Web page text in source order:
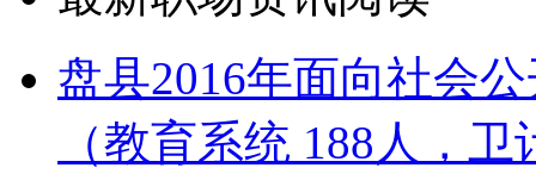
盘县2016年面向社会
（教育系统 188人，